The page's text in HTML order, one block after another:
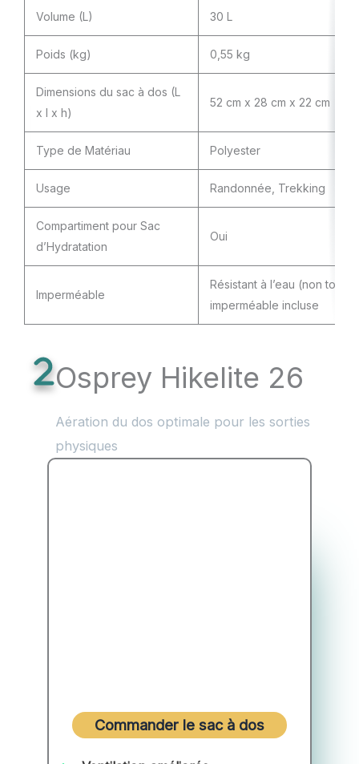
Volume (L) 30 L
Poids (kg) 0,55 kg
Dimensions du sac à dos (L
x l x h)
52 cm x 28 cm x 22 cm
Type de Matériau Polyester
Usage Randonnée, Trekking
Compartiment pour Sac
d’Hydratation
Oui
Imperméable
Résistant à l’eau (non
imperméable incluse
Osprey Hikelite 26
Aération du dos optimale pour les sorties
physiques
Commander le sac à dos